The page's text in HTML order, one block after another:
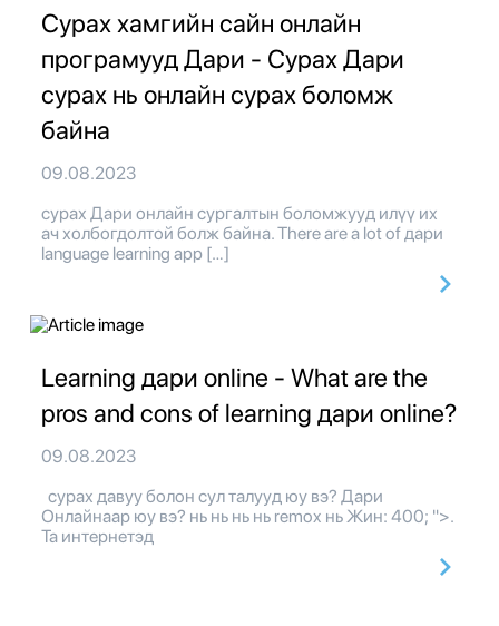
Сурах хамгийн сайн онлайн
програмууд Дари - Сурах Дари
сурах нь онлайн сурах боломж
байна
09.08.2023
сурах Дари онлайн сургалтын боломжууд илүү их
ач холбогдолтой болж байна. There are a lot of дари
language learning app […]
Learning дари online - What are the
pros and cons of learning дари online?
09.08.2023
сурах давуу болон сул талууд юу вэ? Дари
Онлайнаар юу вэ? нь нь нь нь remox нь Жин: 400; ">.
Та интернетэд